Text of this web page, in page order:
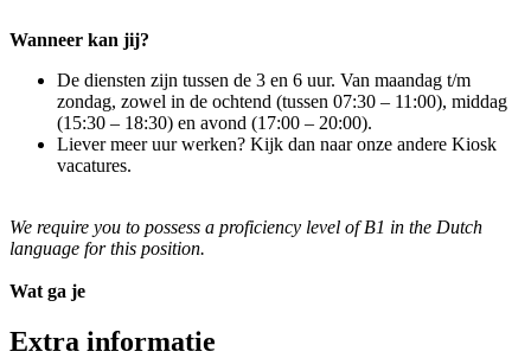
Wanneer kan jij?
De diensten zijn tussen de 3 en 6 uur. Van maandag t/m
zondag, zowel in de ochtend (tussen 07:30 – 11:00), middag
(15:30 – 18:30) en avond (17:00 – 20:00).
Liever meer uur werken? Kijk dan naar onze andere Kiosk
vacatures.
We require you to possess a proficiency level of B1 in the Dutch
language for this position.
Wat ga je
Extra informatie